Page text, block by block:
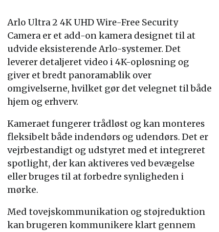
Arlo Ultra 2 4K UHD Wire-Free Security
Camera er et add-on kamera designet til at
udvide eksisterende Arlo-systemer. Det
leverer detaljeret video i 4K-opløsning og
giver et bredt panoramablik over
omgivelserne, hvilket gør det velegnet til både
hjem og erhverv.
Kameraet fungerer trådløst og kan monteres
fleksibelt både indendørs og udendørs. Det er
vejrbestandigt og udstyret med et integreret
spotlight, der kan aktiveres ved bevægelse
eller bruges til at forbedre synligheden i
mørke.
Med tovejskommunikation og støjreduktion
kan brugeren kommunikere klart gennem